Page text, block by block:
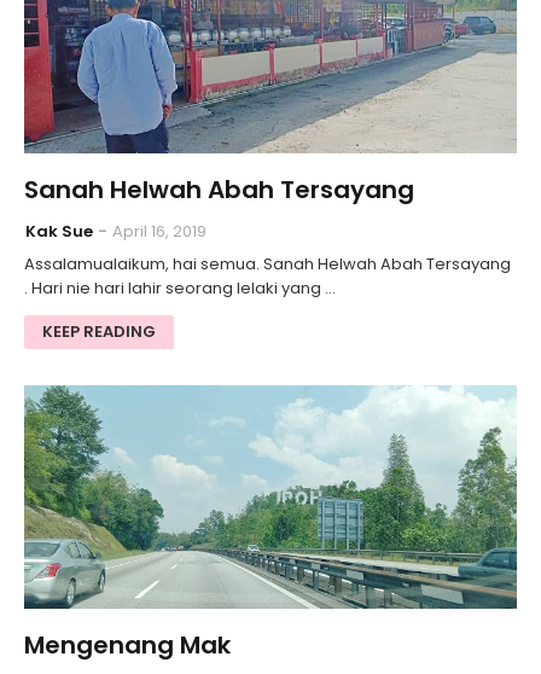
Sanah Helwah Abah Tersayang
Kak Sue
April 16, 2019
Assalamualaikum, hai semua. Sanah Helwah Abah Tersayang
. Hari nie hari lahir seorang lelaki yang …
KEEP READING
Mengenang Mak